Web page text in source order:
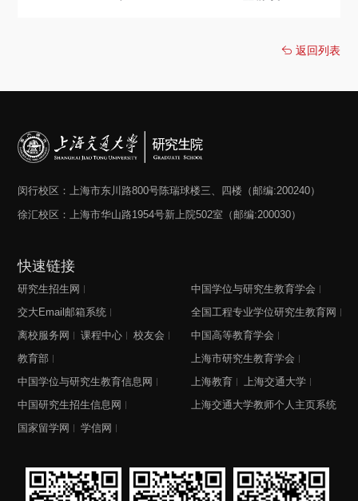
返回列表
闵行校区：上海市东川路800号陈瑞球楼三、四楼（邮编:200240）
徐汇校区：上海市华山路1954号新上院502室（邮编:200030）
快速链接
研究生招生网
交大Email邮箱系统
离校服务网
课程中心
校友会
教育部
中国学位与研究生教育信息网
中国研究生招生信息网
国家留学网
学信网
中国学位与研究生教育学会
全国工程专业学位研究生教育网
中国高等教育学会
上海市研究生教育学会
上海教育
上海交通大学
上海交通大学教师个人主页系统